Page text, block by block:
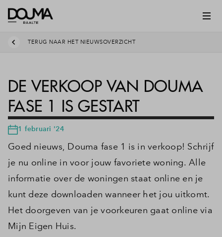
TERUG NAAR HET NIEUWSOVERZICHT
DE VERKOOP VAN DOUMA
FASE 1 IS GESTART
1 februari '24
Goed nieuws, Douma fase 1 is in verkoop! Schrijf
je nu online in voor jouw favoriete woning. Alle
informatie over de woningen staat online en je
kunt deze downloaden wanneer het jou uitkomt.
Het doorgeven van je voorkeuren gaat online via
Mijn Eigen Huis.